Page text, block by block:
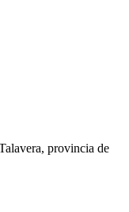
provincia de